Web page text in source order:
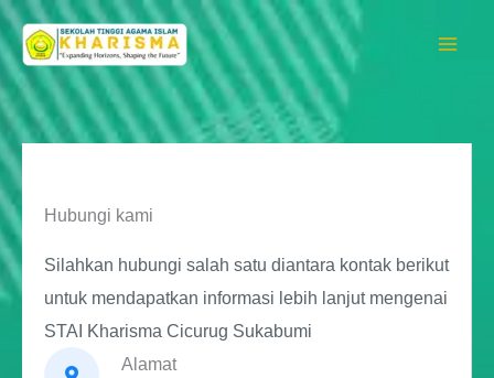
Skip
to
content
Hubungi kami
Silahkan hubungi salah satu diantara kontak berikut
untuk mendapatkan informasi lebih lanjut mengenai
STAI Kharisma Cicurug Sukabumi
Alamat